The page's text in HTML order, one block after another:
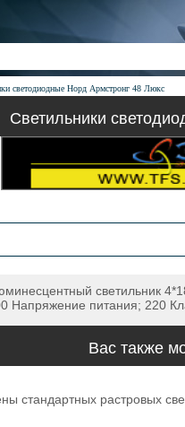
светодиодные Норд Армстронг 48 Люкс
Светильники
светильник
Напряжение питания; 220
Вас также
стандартных растровых